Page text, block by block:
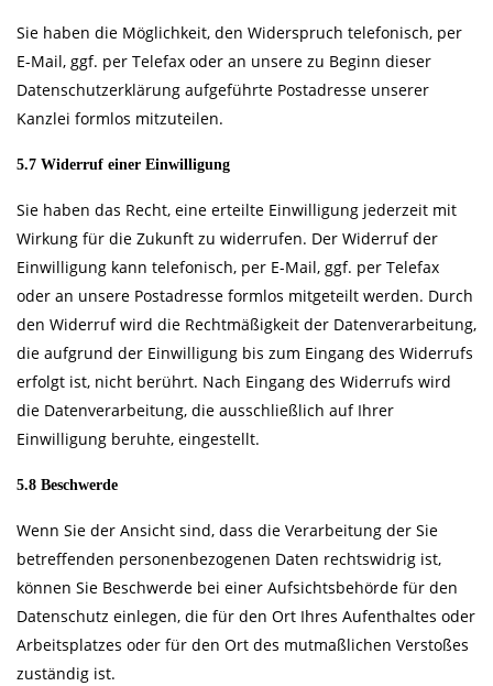
Sie haben die Möglichkeit, den Widerspruch telefonisch, per
E-Mail, ggf. per Telefax oder an unsere zu Beginn dieser
Datenschutzerklärung aufgeführte Postadresse unserer
Kanzlei formlos mitzuteilen.
5.7 Widerruf einer Einwilligung
Sie haben das Recht, eine erteilte Einwilligung jederzeit mit
Wirkung für die Zukunft zu widerrufen. Der Widerruf der
Einwilligung kann telefonisch, per E-Mail, ggf. per Telefax
oder an unsere Postadresse formlos mitgeteilt werden. Durch
den Widerruf wird die Rechtmäßigkeit der Datenverarbeitung,
die aufgrund der Einwilligung bis zum Eingang des Widerrufs
erfolgt ist, nicht berührt. Nach Eingang des Widerrufs wird
die Datenverarbeitung, die ausschließlich auf Ihrer
Einwilligung beruhte, eingestellt.
5.8 Beschwerde
Wenn Sie der Ansicht sind, dass die Verarbeitung der Sie
betreffenden personenbezogenen Daten rechtswidrig ist,
können Sie Beschwerde bei einer Aufsichtsbehörde für den
Datenschutz einlegen, die für den Ort Ihres Aufenthaltes oder
Arbeitsplatzes oder für den Ort des mutmaßlichen Verstoßes
zuständig ist.